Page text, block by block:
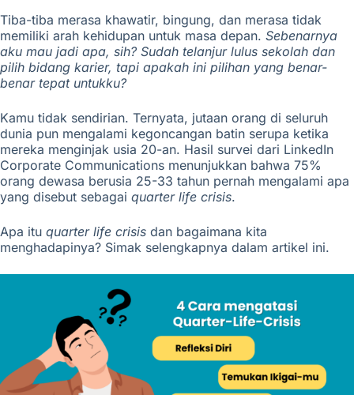
Tiba-tiba merasa khawatir, bingung, dan merasa tidak
memiliki arah kehidupan untuk masa depan. Sebenarnya
aku mau jadi apa, sih? Sudah telanjur lulus sekolah dan
pilih bidang karier, tapi apakah ini pilihan yang benar-
benar tepat untukku?
Kamu tidak sendirian. Ternyata, jutaan orang di seluruh
dunia pun mengalami kegoncangan batin serupa ketika
mereka menginjak usia 20-an. Hasil survei dari LinkedIn
Corporate Communications menunjukkan bahwa 75%
orang dewasa berusia 25-33 tahun pernah mengalami apa
yang disebut sebagai quarter life crisis.
Apa itu quarter life crisis dan bagaimana kita
menghadapinya? Simak selengkapnya dalam artikel ini.